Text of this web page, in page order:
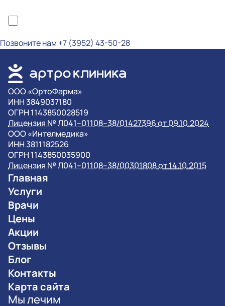
Позвоните нам +7 (3952) 43-50-28
OOO «ОртоФарма»
ИНН 3849037180
ОГРН 1143850028519
Лицензия № Л041–01108–38/01427396 от 09.10.2024
OOO «Интелмедика»
ИНН 3811182526
ОГРН 1143850035900
Лицензия № Л041–01108–38/00301808 от 14.10.2015
Главная
Услуги
Врачи
Цены
Акции
Отзывы
Блог
Контакты
Карта сайта
Мы лечим